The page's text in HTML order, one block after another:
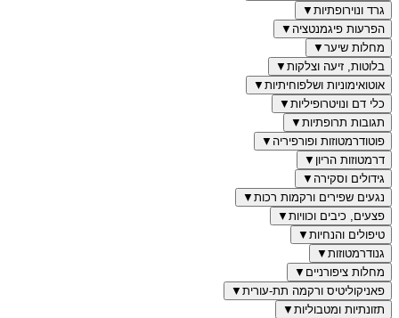
גרד ונוירופתיות ▼
הפרעות פיגמנטציה ▼
מחלות שיער ▼
בלוטות, זיעה וצלקות ▼
אוטואימוניות ושלפוחיתיות ▼
כלי דם ונויטרופיליות ▼
תגובות תרופתיות ▼
פוטודרמטוזות ופורפיריה ▼
דרמטוזות הריון ▼
גידולים וסקירה ▼
נגעים שפירים ורקמות רכות ▼
פצעים, כיבים וכוויות ▼
טיפולים והנחיות ▼
גנודרמטוזות ▼
מחלות ציפורניים ▼
פאניקוליטיס ורקמה תת-עורית ▼
תזונתיות ומטבוליות ▼